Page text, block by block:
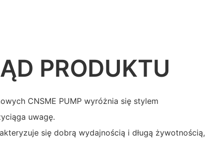
PRODUKTU
CNSME PUMP wyróżnia się stylem
uwagę.
się dobrą wydajnością i długą żywotnością,